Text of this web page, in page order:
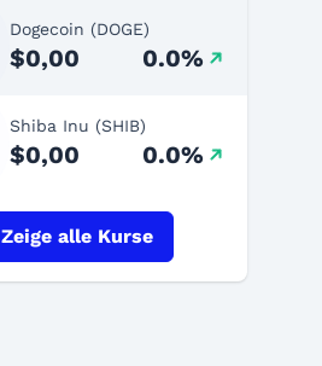
Dogecoin (DOGE)
$0,00 0.0%
Shiba Inu (SHIB)
$0,00 0.0%
Zeige alle Kurse